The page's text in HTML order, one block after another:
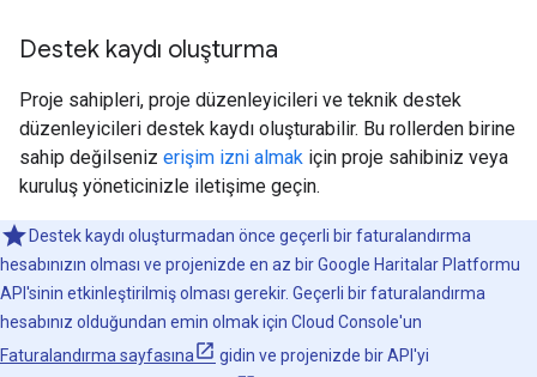
Destek kaydı oluşturma
Proje sahipleri, proje düzenleyicileri ve teknik destek
düzenleyicileri destek kaydı oluşturabilir. Bu rollerden birine
sahip değilseniz erişim izni almak için proje sahibiniz veya
kuruluş yöneticinizle iletişime geçin.
Destek kaydı oluşturmadan önce geçerli bir faturalandırma
hesabınızın olması ve projenizde en az bir Google Haritalar Platformu
API'sinin etkinleştirilmiş olması gerekir. Geçerli bir faturalandırma
hesabınız olduğundan emin olmak için Cloud Console'un
Faturalandırma sayfasına
gidin ve projenizde bir API'yi